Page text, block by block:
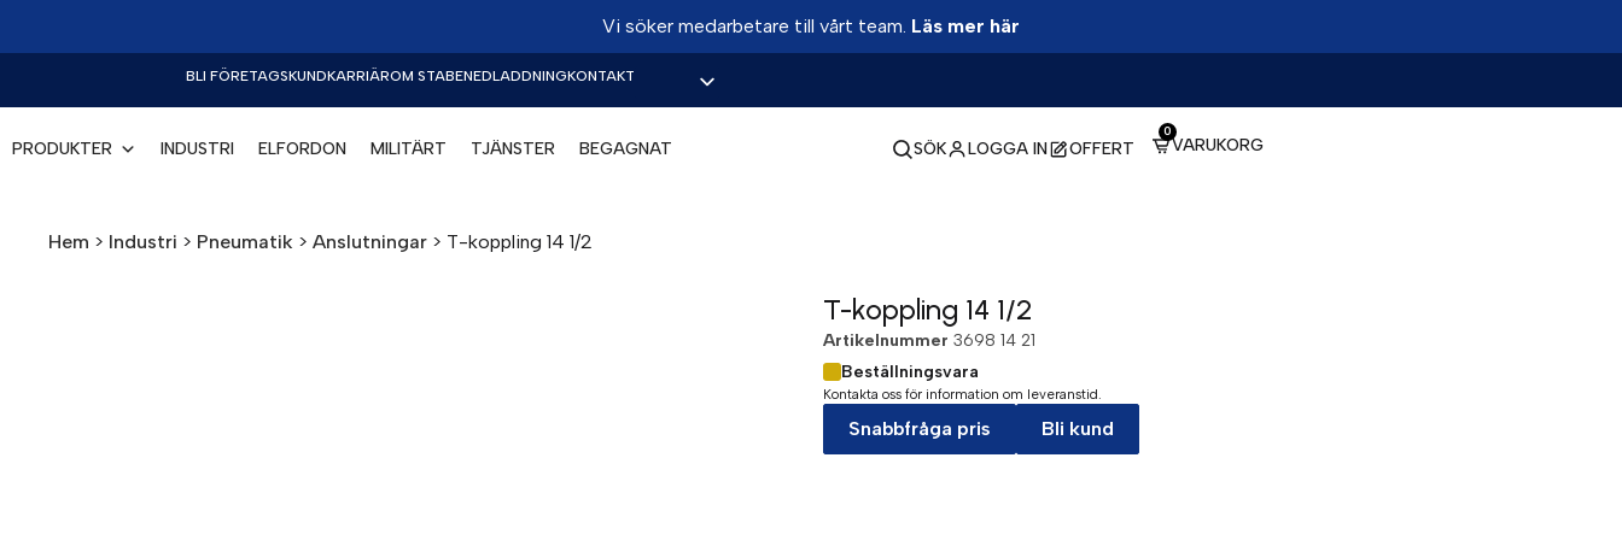
Vi söker medarbetare till vårt team. Läs mer här
BLI FÖRETAGSKUNDKARRIÄROM STABENEDLADDNINGKONTAKT
PRODUKTER INDUSTRI ELFORDON MILITÄRT TJÄNSTER BEGAGNAT SÖK LOGGA IN OFFERT VARUKORG
0
Hem > Industri > Pneumatik > Anslutningar > T-koppling 14 1/2
T-koppling 14 1/2
Artikelnummer 3698 14 21
Beställningsvara
Kontakta oss för information om leveranstid.
Snabbfråga pris Bli kund